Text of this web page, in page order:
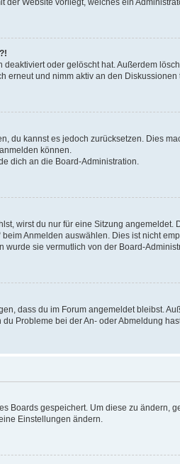
oder gelöscht hat. Außerdem
erneut und nimm aktiv an den Diskussionen
du kannst es jedoch zurücksetzen. Dies
können.
dich an die Board-Administration.
wirst du nur für eine Sitzung
Anmelden auswählen. Dies ist nicht
sie vermutlich von der Board-
dass du im Forum angemeldet bleibst.
Probleme bei der An- oder Abmeldung
gespeichert. Um diese zu ändern,
Einstellungen ändern.